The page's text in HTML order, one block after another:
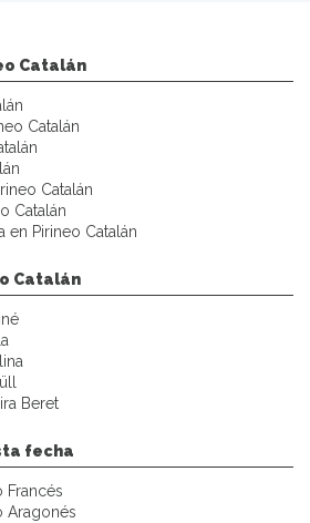
Catalán
Catalán
Catalán
Catalán
en Pirineo Catalán
Catalán
Beret
fecha
Francés
Aragonés